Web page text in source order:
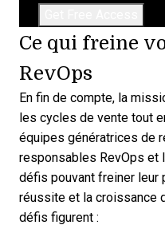
Ce qui freine
RevOps
En fin de compte, la
les cycles de vente tout
équipes génératrices de
responsables RevOps et
défis pouvant freiner leur
réussite et la croissance
défis figurent :